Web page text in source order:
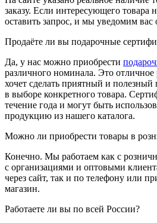
заказу. Если интересующего товара
оставить запрос, и мы уведомим вас
Продаёте ли вы подарочные
Да, у нас можно приобрести
различного номинала. Это отличное
хочет сделать приятный и полезный
в выборе конкретного товара.
течение года и могут быть
продукцию из нашего каталога.
Можно ли приобрести товары в
Конечно. Мы работаем как с
с организациями и оптовыми
через сайт, так и по телефону или
магазин.
Работаете ли вы по всей России?